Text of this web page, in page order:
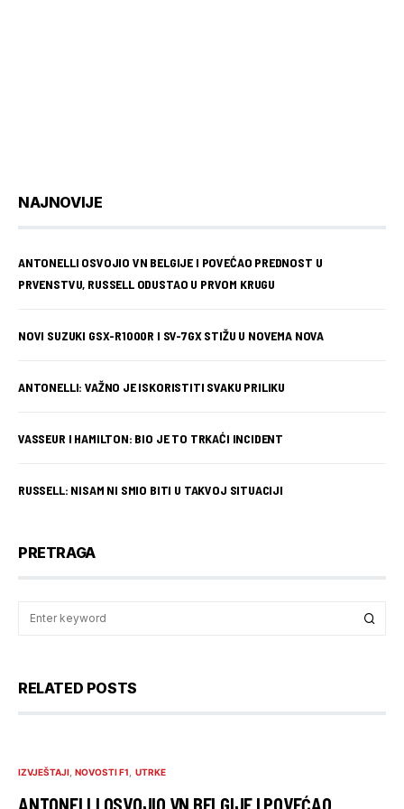
NAJNOVIJE
ANTONELLI OSVOJIO VN BELGIJE I POVEĆAO PREDNOST U
PRVENSTVU, RUSSELL ODUSTAO U PRVOM KRUGU
NOVI SUZUKI GSX-R1000R I SV-7GX STIŽU U NOVEMA NOVA
ANTONELLI: VAŽNO JE ISKORISTITI SVAKU PRILIKU
VASSEUR I HAMILTON: BIO JE TO TRKAĆI INCIDENT
RUSSELL: NISAM NI SMIO BITI U TAKVOJ SITUACIJI
PRETRAGA
RELATED POSTS
IZVJEŠTAJI NOVOSTI F1 UTRKE
ANTONELLI OSVOJIO VN BELGIJE I POVEĆAO